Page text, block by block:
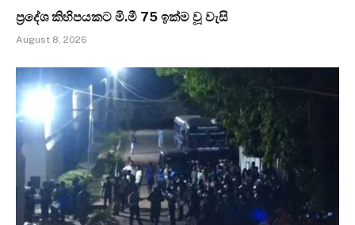
ප්‍රදේශ කිහිපයකට මි.මී 75 ඉක්ම වූ වැසි
August 8, 2026